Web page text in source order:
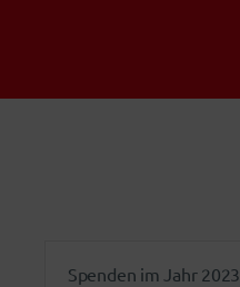
Spenden im Jahr 2023